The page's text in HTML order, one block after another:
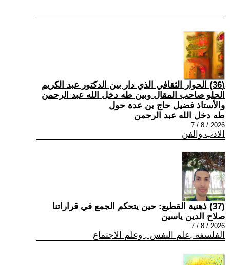
(36) الحوار الثقافي الذي دار بين الدكتور عبد الكريم
الحلو صاحب المقال وبين طه دخل الله عبد الرحمن
والأستاذ فضيل حاج بن عدة حول
طه دخل الله عبد الرحمن
2026 / 8 / 7
الادب والفن
(37) ذهنية القطيع: حين يتحكم الجمع في قراراتنا
صلاح الدين ياسين
2026 / 8 / 7
الفلسفة ,علم النفس , وعلم الاجتماع